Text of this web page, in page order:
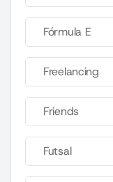
Fórmula E
Freelancing
Friends
Futsal